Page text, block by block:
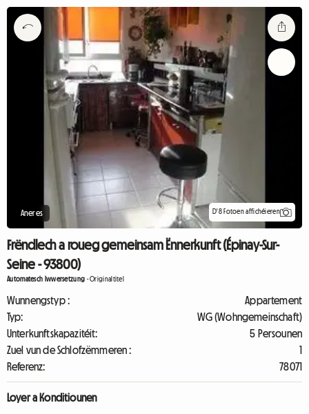
Aneres D'8 Fotoen affichéieren
Frëndlech a roueg gemeinsam Ënnerkunft (Épinay-Sur-
Seine - 93800)
Automatesch Iwwersetzung -Originaltitel
Wunnengstyp :
Appartement
Typ:
WG (Wohngemeinschaft)
Unterkunftskapazitéit:
5 Persounen
Zuel vun de Schlofzëmmeren :
1
Referenz:
78071
Loyer a Konditiounen